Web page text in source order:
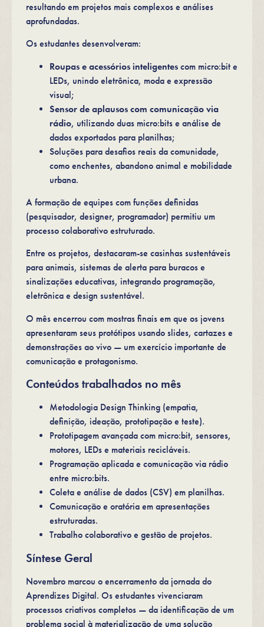
resultando em projetos mais complexos e análises
aprofundadas.
Os estudantes desenvolveram:
Roupas e acessórios inteligentes com micro:bit e
LEDs, unindo eletrônica, moda e expressão
visual;
Sensor de aplausos com comunicação via
rádio, utilizando duas micro:bits e análise de
dados exportados para planilhas;
Soluções para desafios reais da comunidade,
como enchentes, abandono animal e mobilidade
urbana.
A formação de equipes com funções definidas
(pesquisador, designer, programador) permitiu um
processo colaborativo estruturado.
Entre os projetos, destacaram-se casinhas sustentáveis
para animais, sistemas de alerta para buracos e
sinalizações educativas, integrando programação,
eletrônica e design sustentável.
O mês encerrou com mostras finais em que os jovens
apresentaram seus protótipos usando slides, cartazes e
demonstrações ao vivo — um exercício importante de
comunicação e protagonismo.
Conteúdos trabalhados no mês
Metodologia Design Thinking (empatia,
definição, ideação, prototipação e teste).
Prototipagem avançada com micro:bit, sensores,
motores, LEDs e materiais recicláveis.
Programação aplicada e comunicação via rádio
entre micro:bits.
Coleta e análise de dados (CSV) em planilhas.
Comunicação e oratória em apresentações
estruturadas.
Trabalho colaborativo e gestão de projetos.
Síntese Geral
Novembro marcou o encerramento da jornada do
Aprendizes Digital. Os estudantes vivenciaram
processos criativos completos — da identificação de um
problema social à materialização de uma solução